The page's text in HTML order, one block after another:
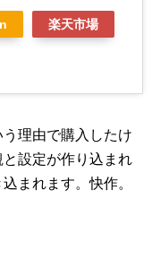
楽天市場
理由で購入したけ
設定が作り込まれ
まれます。快作。